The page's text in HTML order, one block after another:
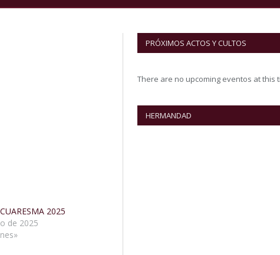
2025
de 2025
PRÓXIMOS ACTOS Y CULTOS
There are no upcoming eventos at this
HERMANDAD